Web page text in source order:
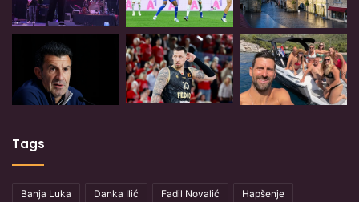
Tags
Banja Luka Danka Ilić Fadil Novalić Hapšenje